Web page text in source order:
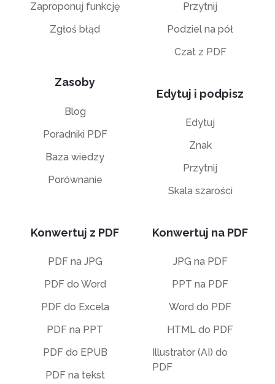
Zaproponuj funkcję
Zgłoś błąd
Zasoby
Blog
Poradniki PDF
Baza wiedzy
Porównanie
Przytnij
Podziel na pół
Czat z PDF
Edytuj i podpisz
Edytuj
Znak
Przytnij
Skala szarości
Konwertuj z PDF
PDF na JPG
PDF do Word
PDF do Excela
PDF na PPT
PDF do EPUB
PDF na tekst
Konwertuj na PDF
JPG na PDF
PPT na PDF
Word do PDF
HTML do PDF
Illustrator (AI) do
PDF